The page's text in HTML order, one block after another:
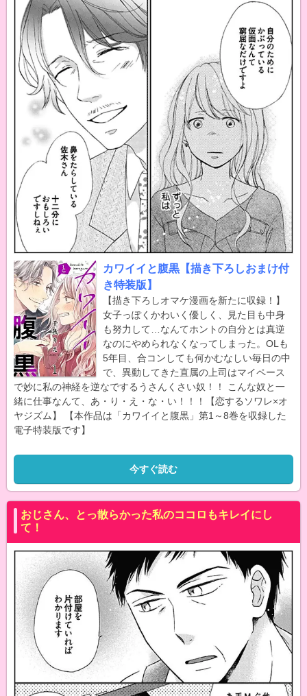
カワイイと腹黒【描き下ろしおまけ付
き特装版】
【描き下ろしオマケ漫画を新たに収録！】
女子っぽくかわいく優しく、見た目も中身
も努力して…なんてホントの自分とは真逆
なのにやめられなくなってしまった。OLも
5年目、合コンしても何かむなしい毎日の中
で、異動してきた直属の上司はマイペース
で妙に私の神経を逆なでするうさんくさい奴！！ こんな奴と一
緒に仕事なんて、あ・り・え・な・い！！！【恋するソワレ×オ
ヤジズム】 【本作品は「カワイイと腹黒」第1～8巻を収録した
電子特装版です】
今すぐ読む
おじさん、とっ散らかった私のココロもキレイにし
て！